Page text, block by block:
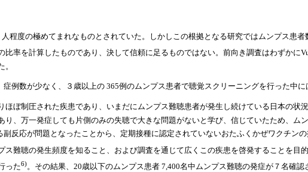
程度の極めてまれなものとされていた。しかしこの根拠となる研究ではムンプス患
率を計算したものであり、決して信頼に足るものではない。前向き調査はわずかに
症例数が少なく、３歳以上の 365例のムンプス患者で聴覚スクリーニングを行った中に
ぼ制圧された疾患であり、いまだにムンプス難聴患者が発生し続けている日本の状
り、万一発症しても片側のみの失聴で大きな問題がないと学び、信じていたため、
反応が問題となったことから、定期接種に認定されていないおたふくかぜワクチン
難聴の発生頻度を知ること、および調査を通じて広くこの疾患を啓発することを目
った6)。その結果、20歳以下のムンプス患者 7,400名中ムンプス難聴の発症が７名確認